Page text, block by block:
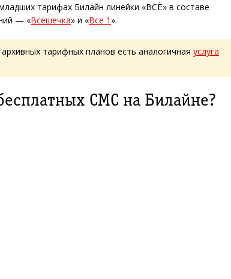
тарифах Билайн линейки «ВСЁ» в составе
— «Всешечка» и «Все 1 ».
тарифных планов есть аналогичная услуга
СМС на Билайне?